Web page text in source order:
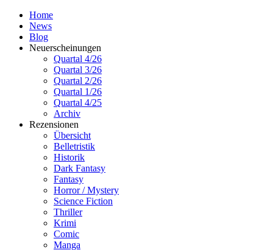
Home
News
Blog
Neuerscheinungen
Quartal 4/26
Quartal 3/26
Quartal 2/26
Quartal 1/26
Quartal 4/25
Archiv
Rezensionen
Übersicht
Belletristik
Historik
Dark Fantasy
Fantasy
Horror / Mystery
Science Fiction
Thriller
Krimi
Comic
Manga